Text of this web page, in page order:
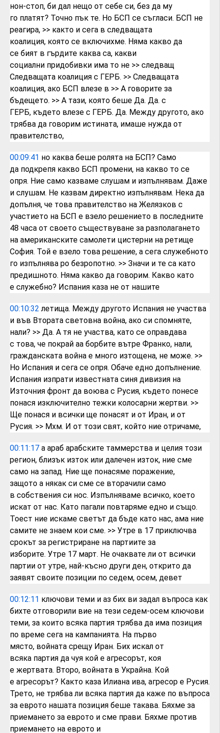
нон-стоп, би дал нещо от себе си, без да му
го платят? Точно пък те. Но БСП се съгласи. БСП не
реагира, >> както и сега в следващата
коалиция, която се включихме. Няма какво да
се бият в гърдите каква са, какви
социални придобивки има то не >> следващ
Следващата коалиция с ГЕРБ. >> Следващата
коалиция, ако БСП влезе в >> А говорите за
бъдещето. >> А тази, която беше Да. Да. с
ГЕРБ, където влезе с ГЕРБ. Да. Между другото, ако
трябва да говорим истината, имаше нужда от
правителство,
00:09:41 но каква беше ролята на БСП? Само
да подкрепя какво БСП промени, на какво то се
опря. Ние само казваме слушам и изпълнявам. Даже
и слушам. Не казвам директно изпълнявам. Нека да
допълня, че това правителство на Желязков с
участието на БСП е взело решението в последните
48 часа от своето съществуване за разполагането
на американските самолети цистерни на ретище
София. Той е взело това решение, а сега служебното
го изпълнява ро безропотно. >> Значи и те са като
предишното. Няма какво да говорим. Какво като
е служебно? Испания каза не от нашите
00:10:32 летища. Между другото Испания не участва
и във Втората световна война, ако си спомняте,
нали? >> Да. А тя не участва, като се оправдава
с това, че покрай аа борбите вътре Франко, нали,
гражданската война е много изтощена, не може. >>
Но Испания и сега се опря. Обаче едно допълнение.
Испания изпрати известната синя дивизия на
Източния фронт да воюва с Русия, където понесе
понася изключително тежки колосарни жертви. >>
Ще понася и всички ще понасят и от Иран, и от
Русия. >> Мхм. И от този свят, който ние отричаме,
00:11:17 а араб арабските таммерства и целия този
регион, близък изток или далечен изток, ние сме
само на запад. Ние ще понасяме поражение,
защото а някак си сме се вторачили само
в собствения си нос. Изпълняваме всичко, което
искат от нас. Като пагали повтаряме едно и също.
Тоест ние искаме светът да бъде като нас, ама ние
самите не знаем кои сме. >> Утре в 17 приключва
срокът за регистриране на партиите за
изборите. Утре 17 март. Не очаквате ли от всички
партии от утре, най-късно други ден, открито да
заявят своите позиции по седем, осем, девет
00:12:11 ключови теми и аз бих ви задал въпроса как
бихте отговорили вие на тези седем-осем ключови
теми, за които всяка партия трябва да има позиция
по време сега на кампанията. На първо
място, войната срещу Иран. Бих искал от
всяка партия да чуя кой е агресорът, коя
е жертвата. Второ, войната в Украйна. Кой
е агресорът? Както каза Илиана ива, агресор е Русия.
Трето, не трябва ли всяка партия да каже по въпроса
за еврото нашата позиция беше такава. Бяхме за
приемането за еврото и сме прави. Бяхме против
приемането на еврото и